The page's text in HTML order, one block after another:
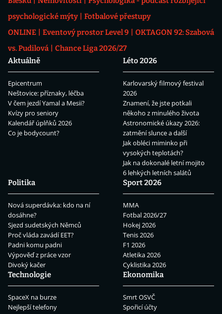
psychologické mýty
Fotbalové přestupy
ONLINE
Eventový prostor Level 9
OKTAGON 92: Szabová
vs. Pudilová
Chance Liga 2026/27
Aktuálně
Epicentrum
Neštovice: příznaky, léčba
V čem jezdí Yamal a Mesii?
Kvízy pro seniory
Kalendář úplňků 2026
Co je bodycount?
Léto 2026
Karlovarský filmový festival
2026
Znamení, že jste potkali
někoho z minulého života
Astronomické úkazy 2026:
zatmění slunce a další
Jak obléci miminko při
vysokých teplotách?
Jak na dokonalé letní mojito
6 lehkých letních salátů
Politika
Nová superdávka: kdo na ní
dosáhne?
Sjezd sudetských Němců
Proč vláda zavádí EET?
Padni komu padni
Výpověď z práce vzor
Divoký kačer
Sport 2026
MMA
Fotbal 2026/27
Hokej 2026
Tenis 2026
F1 2026
Atletika 2026
Cyklistika 2026
Technologie
SpaceX na burze
Nejlepší telefony
Ekonomika
Smrt OSVČ
Spořicí účty